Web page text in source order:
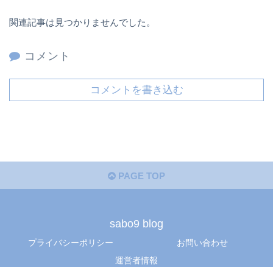
関連記事は見つかりませんでした。
コメント
コメントを書き込む
PAGE TOP
sabo9 blog
プライバシーポリシー
お問い合わせ
運営者情報